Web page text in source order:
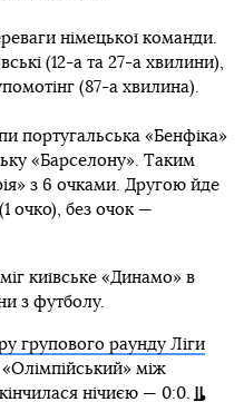
німецької команди.
(12-а та 27-а хвилини),
(87-а хвилина).
португальська «Бенфіка»
«Барселону». Таким
з 6 очками. Другою йде
очко), без очок —
київське «Динамо» в
з футболу.
групового раунду Ліги
між
нічиєю — 0:0.